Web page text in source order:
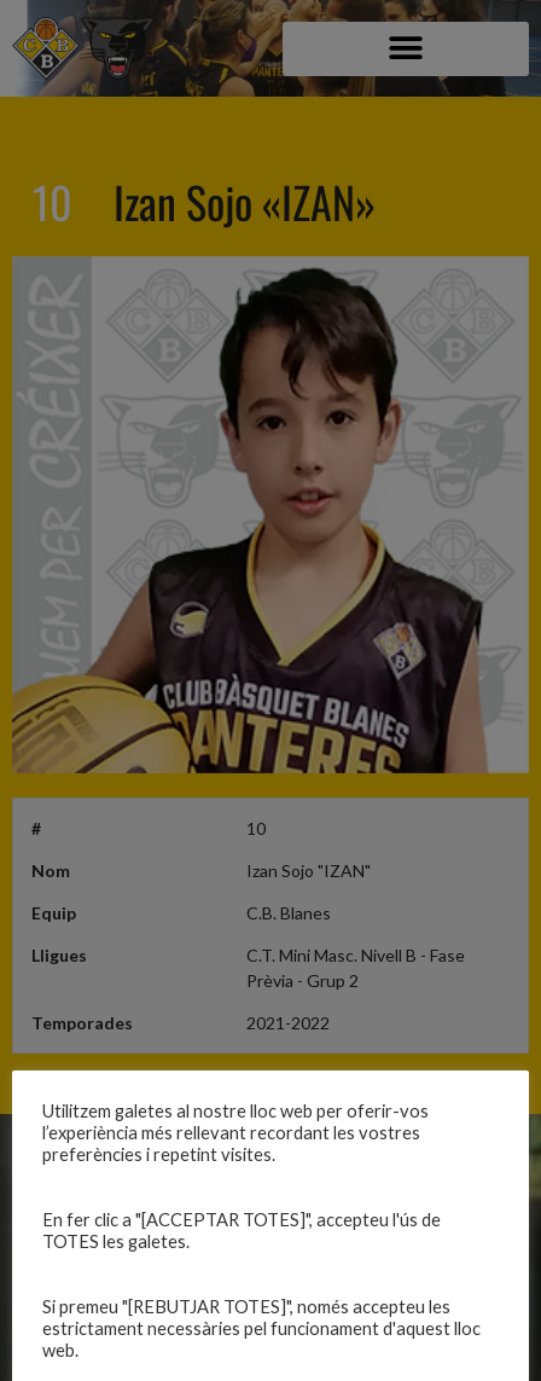
10 Izan Sojo «IZAN»
# 10
Nom Izan Sojo "IZAN"
Equip C.B. Blanes
Lligues
C.T. Mini Masc. Nivell B - Fase
Prèvia - Grup 2
Temporades 2021-2022
CLUB
Història
Organització
Avís legal
Política de privadesa
Primer equip masculí
Equips femenins
Utilitzem galetes al nostre lloc web per oferir-vos
l’experiència més rellevant recordant les vostres
preferències i repetint visites.
En fer clic a "[ACCEPTAR TOTES]", accepteu l'ús de
TOTES les galetes.
Si premeu "[REBUTJAR TOTES]", només accepteu les
estrictament necessàries pel funcionament d'aquest lloc
web.